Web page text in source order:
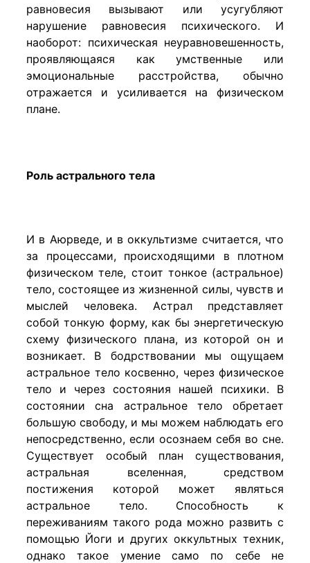
равновесия вызывают или усугубляют
нарушение равновесия психического. И
наоборот: психическая неуравновешенность,
проявляющаяся как умственные или
эмоциональные расстройства, обычно
отражается и усиливается на физическом
плане.
Роль астрального тела
И в Аюрведе, и в оккультизме считается, что
за процессами, происходящими в плотном
физическом теле, стоит тонкое (астральное)
тело, состоящее из жизненной силы, чувств и
мыслей человека. Астрал представляет
собой тонкую форму, как бы энергетическую
схему физического плана, из которой он и
возникает. В бодрствовании мы ощущаем
астральное тело косвенно, через физическое
тело и через состояния нашей психики. В
состоянии сна астральное тело обретает
большую свободу, и мы можем наблюдать его
непосредственно, если осознаем себя во сне.
Существует особый план существования,
астральная вселенная, средством
постижения которой может являться
астральное тело. Способность к
переживаниям такого рода можно развить с
помощью Йоги и других оккультных техник,
однако такое умение само по себе не